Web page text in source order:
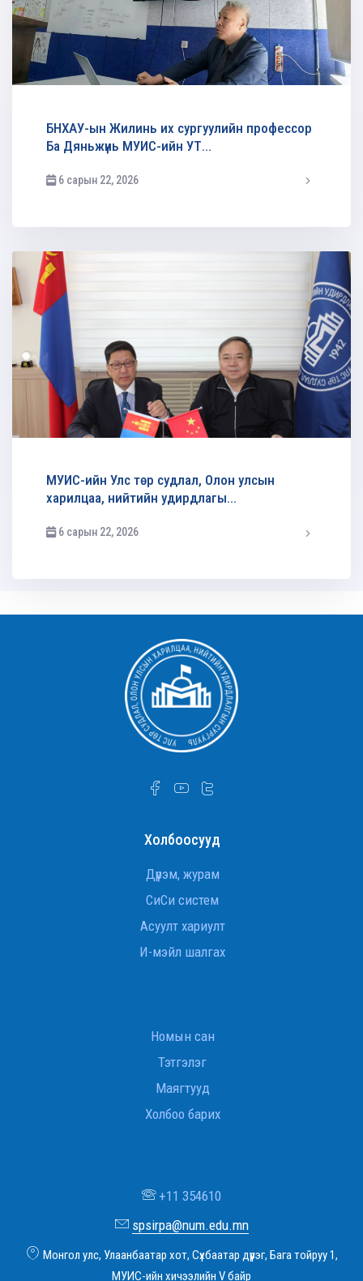
БНХАУ-ын Жилинь их сургуулийн профессор
Ба Дяньжүнь МУИС-ийн УТ...
6 сарын 22, 2026
МУИС-ийн Улс төр судлал, Олон улсын
харилцаа, нийтийн удирдлагы...
6 сарын 22, 2026
Холбоосууд
Дүрэм, журам
СиСи систем
Асуулт хариулт
И-мэйл шалгах
Номын сан
Тэтгэлэг
Маягтууд
Холбоо барих
+11 354610
spsirpa@num.edu.mn
Монгол улс, Улаанбаатар хот, Сүхбаатар дүүрэг, Бага тойруу 1,
МУИС-ийн хичээлийн V байр